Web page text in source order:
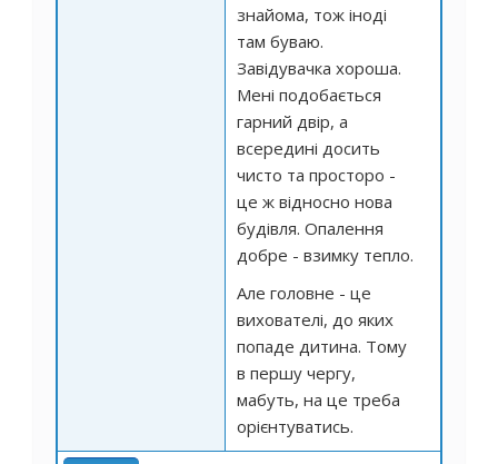
знайома, тож іноді
там буваю.
Завідувачка хороша.
Мені подобається
гарний двір, а
всередині досить
чисто та просторо -
це ж відносно нова
будівля. Опалення
добре - взимку тепло.
Але головне - це
вихователі, до яких
попаде дитина. Тому
в першу чергу,
мабуть, на це треба
орієнтуватись.